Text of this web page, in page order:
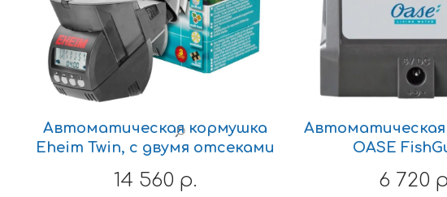
Автоматическая кормушка
Eheim Twin, с двумя отсеками
14 560 р.
OASE
6 720